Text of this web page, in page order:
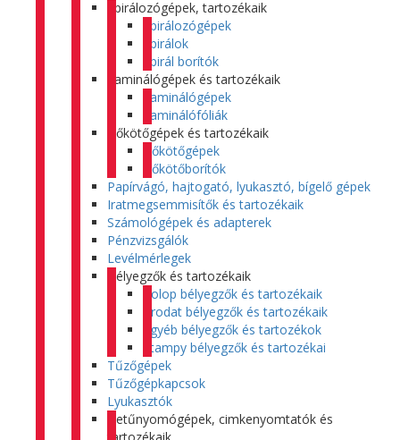
Spirálozógépek, tartozékaik
Spirálozógépek
Spirálok
Spirál borítók
Laminálógépek és tartozékaik
Laminálógépek
Laminálófóliák
Hőkötőgépek és tartozékaik
Hőkötőgépek
Hőkötőborítók
Papírvágó, hajtogató, lyukasztó, bígelő gépek
Iratmegsemmisítők és tartozékaik
Számológépek és adapterek
Pénzvizsgálók
Levélmérlegek
Bélyegzők és tartozékaik
Colop bélyegzők és tartozékaik
Trodat bélyegzők és tartozékaik
Egyéb bélyegzők és tartozékok
Stampy bélyegzők és tartozékai
Tűzőgépek
Tűzőgépkapcsok
Lyukasztók
Betűnyomógépek, cimkenyomtatók és